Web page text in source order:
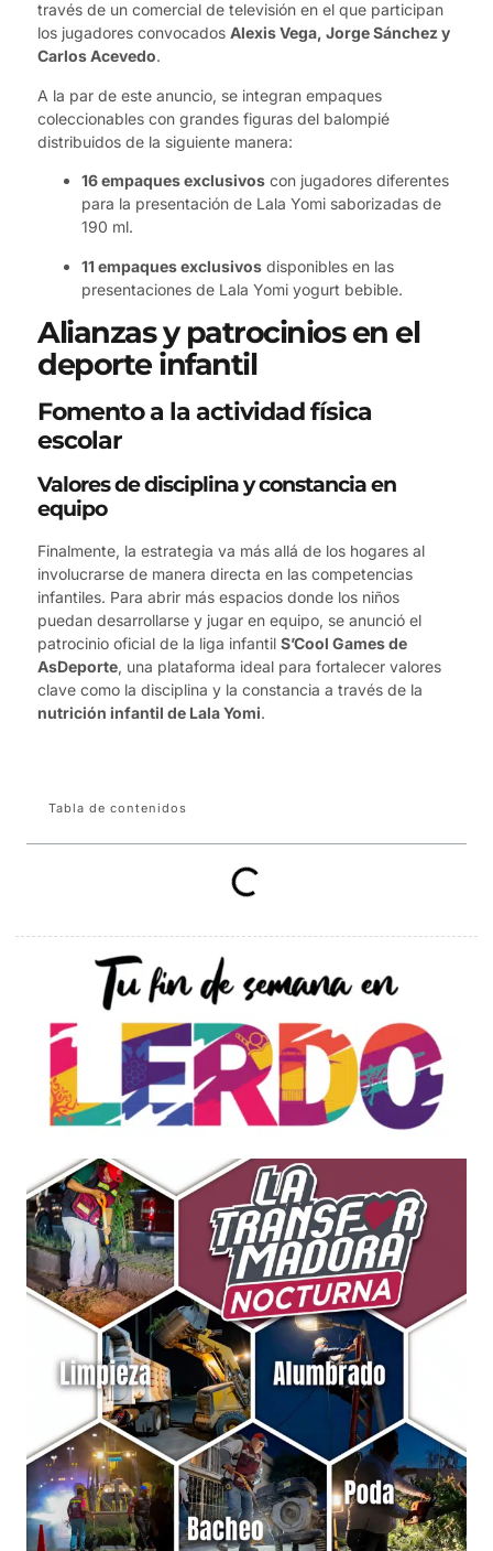
través de un comercial de televisión en el que participan
los jugadores convocados Alexis Vega, Jorge Sánchez y
Carlos Acevedo.
A la par de este anuncio, se integran empaques
coleccionables con grandes figuras del balompié
distribuidos de la siguiente manera:
16 empaques exclusivos con jugadores diferentes
para la presentación de Lala Yomi saborizadas de
190 ml.
11 empaques exclusivos disponibles en las
presentaciones de Lala Yomi yogurt bebible.
Alianzas y patrocinios en el
deporte infantil
Fomento a la actividad física
escolar
Valores de disciplina y constancia en
equipo
Finalmente, la estrategia va más allá de los hogares al
involucrarse de manera directa en las competencias
infantiles. Para abrir más espacios donde los niños
puedan desarrollarse y jugar en equipo, se anunció el
patrocinio oficial de la liga infantil S’Cool Games de
AsDeporte, una plataforma ideal para fortalecer valores
clave como la disciplina y la constancia a través de la
nutrición infantil de Lala Yomi.
Tabla de contenidos